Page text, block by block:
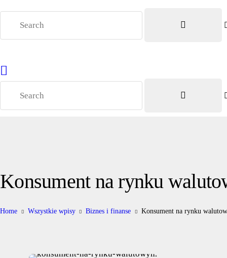
Konsument na rynku
Home Wszystkie wpisy Biznes i finanse Konsument na rynku